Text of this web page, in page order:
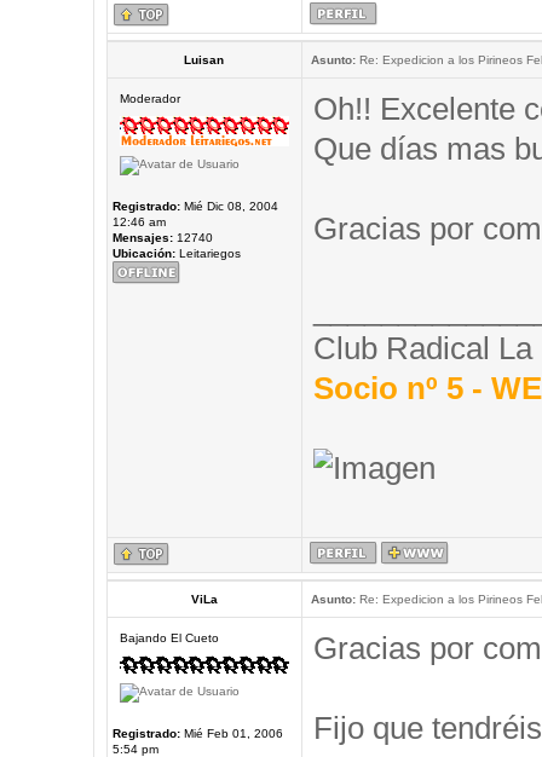
Luisan Asunto:Re: Expedicion a los Pirineos
Moderador
Registrado:Mié Dic 08, 2004
12:46 am
Mensajes:12740
Ubicación:Leitariegos
Oh!! Excelente
Que días mas
Gracias por
Club Radical La
Socio nº 5 -
ViLa Asunto:Re: Expedicion a los Pirineos
Bajando El Cueto
Registrado:Mié Feb 01, 2006
5:54 pm
Gracias por
Fijo que